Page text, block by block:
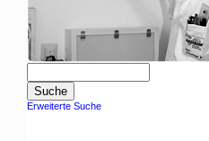
Erweiterte Suche